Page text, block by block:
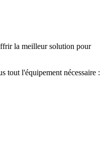
la meilleur solution pour
tout l'équipement nécessaire :